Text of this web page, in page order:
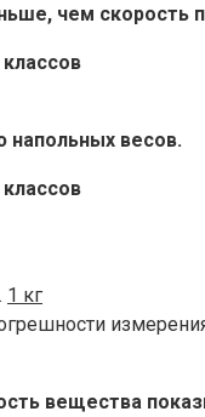
чем скорость
напольных весов.
1 кг
вещества